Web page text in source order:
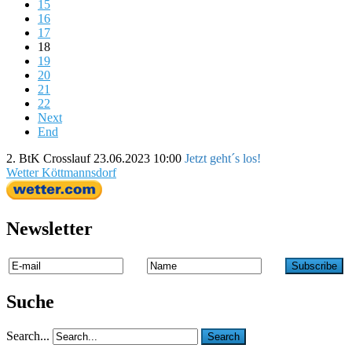
15
16
17
18
19
20
21
22
Next
End
2. BtK Crosslauf 23.06.2023 10:00 Jetzt geht´s los!
Wetter Köttmannsdorf
Newsletter
Suche
Search... Search